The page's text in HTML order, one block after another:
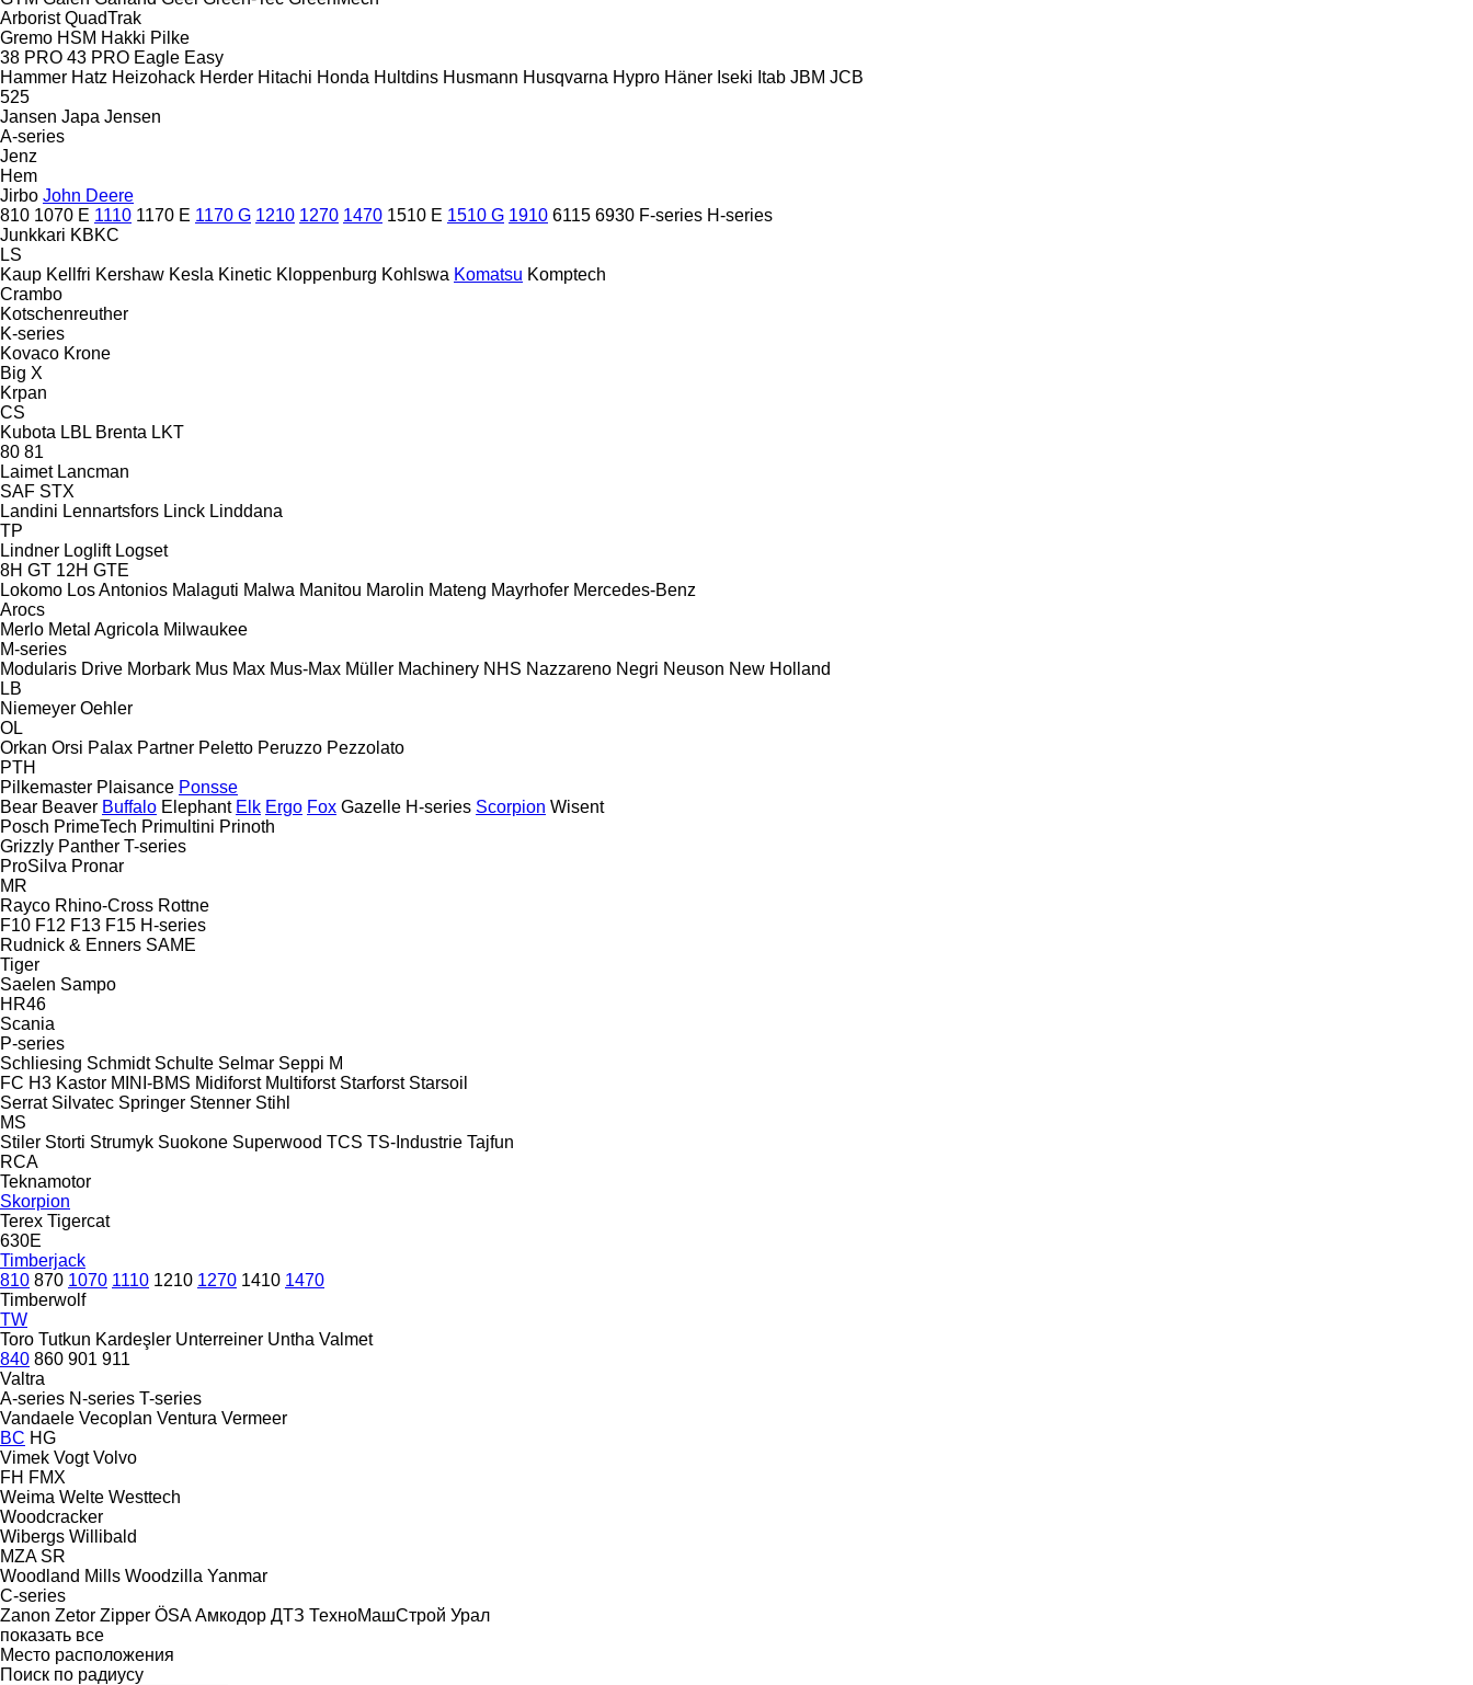
Arborist QuadTrak
Gremo HSM Hakki Pilke
38 PRO 43 PRO Eagle Easy
Hammer Hatz Heizohack Herder Hitachi Honda Hultdins Husmann Husqvarna Hypro Häner Iseki Itab JBM JCB
525
Jansen Japa Jensen
A-series
Jenz
Hem
Jirbo John Deere
810 1070 E 1110 1170 E 1170 G 1210 1270 1470 1510 E 1510 G 1910 6115 6930 F-series H-series
Junkkari KBKC
LS
Kaup Kellfri Kershaw Kesla Kinetic Kloppenburg Kohlswa Komatsu Komptech
Crambo
Kotschenreuther
K-series
Kovaco Krone
Big X
Krpan
CS
Kubota LBL Brenta LKT
80 81
Laimet Lancman
SAF STX
Landini Lennartsfors Linck Linddana
TP
Lindner Loglift Logset
8H GT 12H GTE
Lokomo Los Antonios Malaguti Malwa Manitou Marolin Mateng Mayrhofer Mercedes-Benz
Arocs
Merlo Metal Agricola Milwaukee
M-series
Modularis Drive Morbark Mus Max Mus-Max Müller Machinery NHS Nazzareno Negri Neuson New Holland
LB
Niemeyer Oehler
OL
Orkan Orsi Palax Partner Peletto Peruzzo Pezzolato
PTH
Pilkemaster Plaisance Ponsse
Bear Beaver Buffalo Elephant Elk Ergo Fox Gazelle H-series Scorpion Wisent
Posch PrimeTech Primultini Prinoth
Grizzly Panther T-series
ProSilva Pronar
MR
Rayco Rhino-Cross Rottne
F10 F12 F13 F15 H-series
Rudnick & Enners SAME
Tiger
Saelen Sampo
HR46
Scania
P-series
Schliesing Schmidt Schulte Selmar Seppi M
FC H3 Kastor MINI-BMS Midiforst Multiforst Starforst Starsoil
Serrat Silvatec Springer Stenner Stihl
MS
Stiler Storti Strumyk Suokone Superwood TCS TS-Industrie Tajfun
RCA
Teknamotor
Skorpion
Terex Tigercat
630E
Timberjack
810 870 1070 1110 1210 1270 1410 1470
Timberwolf
TW
Toro Tutkun Kardeşler Unterreiner Untha Valmet
840 860 901 911
Valtra
A-series N-series T-series
Vandaele Vecoplan Ventura Vermeer
BC HG
Vimek Vogt Volvo
FH FMX
Weima Welte Westtech
Woodcracker
Wibergs Willibald
MZA SR
Woodland Mills Woodzilla Yanmar
C-series
Zanon Zetor Zipper ÖSA Амкодор ДТЗ ТехноМашСтрой Урал
показать все
Место расположения
Поиск по радиусу